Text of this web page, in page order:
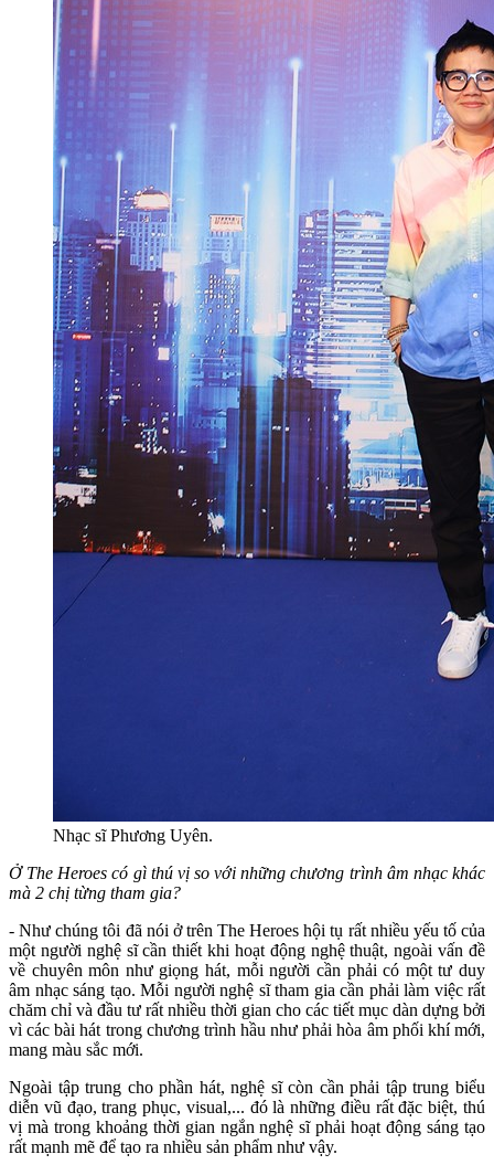
Nhạc sĩ Phương Uyên.
Ở The Heroes có gì thú vị so với những chương trình âm nhạc khác
mà 2 chị từng tham gia?
- Như chúng tôi đã nói ở trên The Heroes hội tụ rất nhiều yếu tố của
một người nghệ sĩ cần thiết khi hoạt động nghệ thuật, ngoài vấn đề
về chuyên môn như giọng hát, mỗi người cần phải có một tư duy
âm nhạc sáng tạo. Mỗi người nghệ sĩ tham gia cần phải làm việc rất
chăm chỉ và đầu tư rất nhiều thời gian cho các tiết mục dàn dựng bởi
vì các bài hát trong chương trình hầu như phải hòa âm phối khí mới,
mang màu sắc mới.
Ngoài tập trung cho phần hát, nghệ sĩ còn cần phải tập trung biểu
diễn vũ đạo, trang phục, visual,... đó là những điều rất đặc biệt, thú
vị mà trong khoảng thời gian ngắn nghệ sĩ phải hoạt động sáng tạo
rất mạnh mẽ để tạo ra nhiều sản phẩm như vậy.